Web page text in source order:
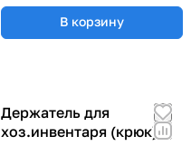
В корзину
Держатель для
хоз.инвентаря (крюк)